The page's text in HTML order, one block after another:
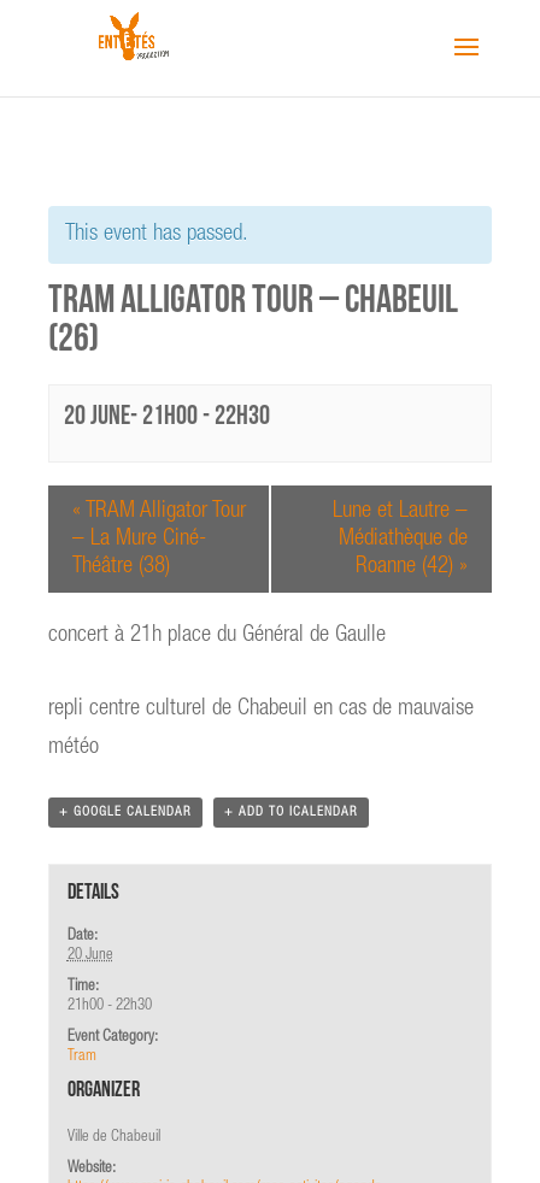
This event has passed.
TRAM Alligator Tour – Chabeuil
(26)
20 June- 21h00- 22h30
« TRAM Alligator Tour
– La Mure Ciné-
Théâtre (38)
Lune et Lautre –
Médiathèque de
Roanne (42) »
concert à 21h place du Général de Gaulle
repli centre culturel de Chabeuil en cas de mauvaise
météo
+ GOOGLE CALENDAR + ADD TO ICALENDAR
Details
Date:
20 June
Time:
21h00 - 22h30
Event Category:
Tram
Organizer
Ville de Chabeuil
Website: